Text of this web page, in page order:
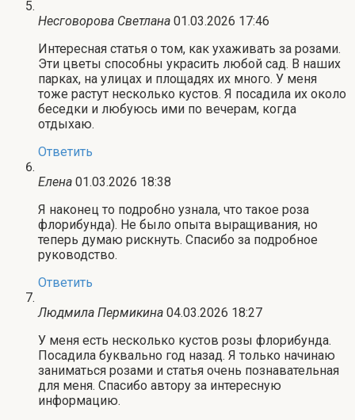
Несговорова Светлана 01.03.2026 17:46
Интересная статья о том, как ухаживать за розами.
Эти цветы способны украсить любой сад. В наших
парках, на улицах и площадях их много. У меня
тоже растут несколько кустов. Я посадила их около
беседки и любуюсь ими по вечерам, когда
отдыхаю.
Ответить
Елена 01.03.2026 18:38
Я наконец то подробно узнала, что такое роза
флорибунда). Не было опыта выращивания, но
теперь думаю рискнуть. Спасибо за подробное
руководство.
Ответить
Людмила Пермикина 04.03.2026 18:27
У меня есть несколько кустов розы флорибунда.
Посадила буквально год назад. Я только начинаю
заниматься розами и статья очень познавательная
для меня. Спасибо автору за интересную
информацию.